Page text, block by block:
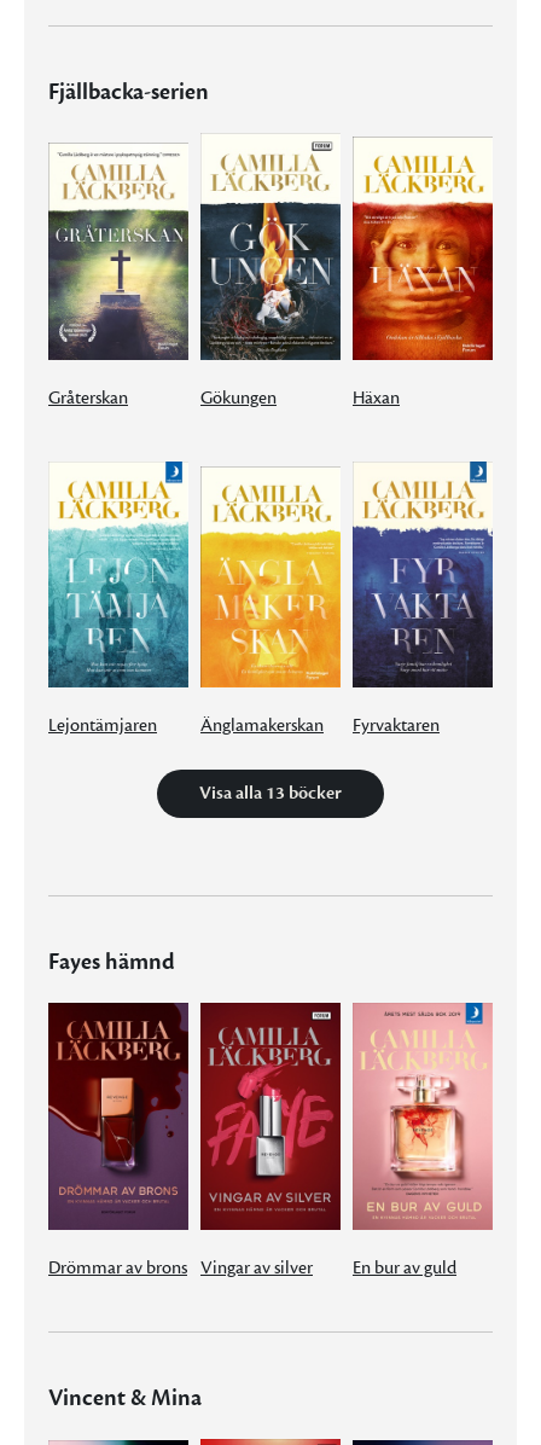
Fjällbacka-serien
Gråterskan Gökungen Häxan
Lejontämjaren Änglamakerskan Fyrvaktaren
Visa alla 13 böcker
Fayes hämnd
Drömmar av brons Vingar av silver En bur av guld
Vincent & Mina